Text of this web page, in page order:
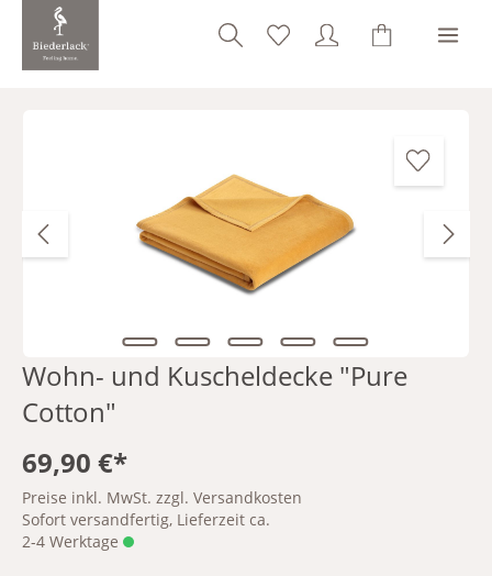
springen
Wohn- und Kuscheldecke "Pure
Cotton"
69,90 €*
Preise inkl. MwSt. zzgl. Versandkosten
Sofort versandfertig, Lieferzeit ca.
2-4 Werktage